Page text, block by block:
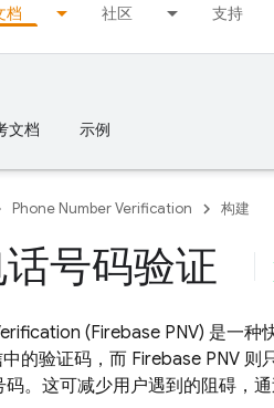
档 社区 支持
文档 示例
Phone Number Verification 构建
号码验证
(Firebase PNV) 是一种
的验证码，而 Firebase PNV 则
。这可减少用户遇到的阻碍，